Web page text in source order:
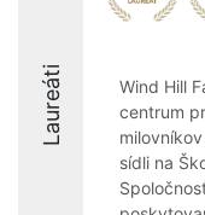
Laureáti
Wind Hill
centrum
sídli na